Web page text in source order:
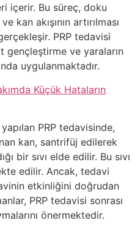
içerir. Bu süreç, doku
kan akışının artırılması
PRP tedavisi
gençleştirme ve yaraların
uygulanmaktadır.
Küçük Hataların
PRP tedavisinde,
kan, santrifüj edilerek
bir sıvı elde edilir. Bu sıvı
edilir. Ancak, tedavi
etkinliğini doğrudan
PRP tedavisi sonrası
önermektedir.